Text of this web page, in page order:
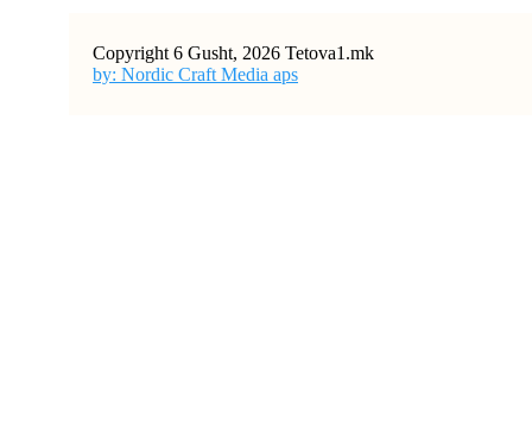
Copyright 6 Gusht, 2026 Tetova1.mk
by: Nordic Craft Media aps